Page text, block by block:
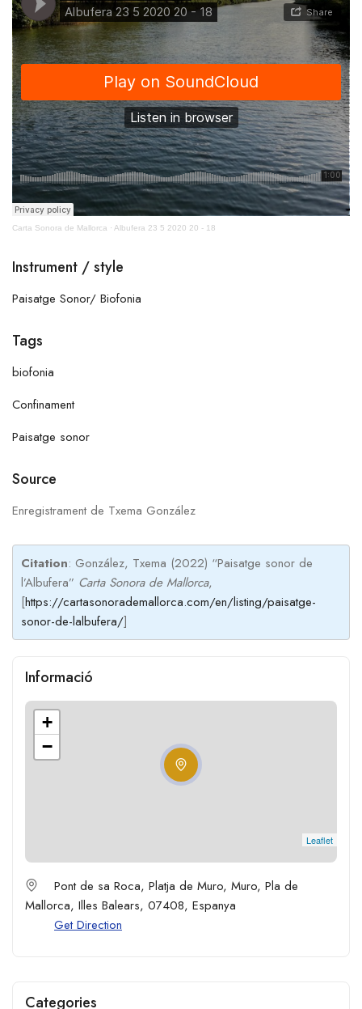
Carta Sonora de Mallorca · Albufera 23 5 2020 20 - 18
Instrument / style
Paisatge Sonor/ Biofonia
Tags
biofonia
Confinament
Paisatge sonor
Source
Enregistrament de Txema González
Citation: González, Txema (2022) “Paisatge sonor de
l’Albufera” Carta Sonora de Mallorca,
[https://cartasonorademallorca.com/en/listing/paisatge-
sonor-de-lalbufera/]
Informació
+
−
Leaflet
Pont de sa Roca, Platja de Muro, Muro, Pla de
Mallorca, Illes Balears, 07408, Espanya
Get Direction
Categories